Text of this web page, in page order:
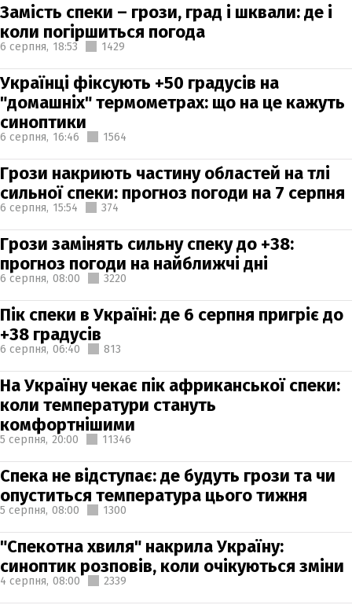
Замість спеки – грози, град і шквали: де і
коли погіршиться погода
6 серпня, 18:53 1429
Українці фіксують +50 градусів на
"домашніх" термометрах: що на це кажуть
синоптики
6 серпня, 16:46 1564
Грози накриють частину областей на тлі
сильної спеки: прогноз погоди на 7 серпня
6 серпня, 15:54 374
Грози замінять сильну спеку до +38:
прогноз погоди на найближчі дні
6 серпня, 08:00 3220
Пік спеки в Україні: де 6 серпня пригріє до
+38 градусів
6 серпня, 06:40 813
На Україну чекає пік африканської спеки:
коли температури стануть
комфортнішими
5 серпня, 20:00 11346
Спека не відступає: де будуть грози та чи
опуститься температура цього тижня
5 серпня, 08:00 1300
"Спекотна хвиля" накрила Україну:
синоптик розповів, коли очікуються зміни
4 серпня, 08:00 2339